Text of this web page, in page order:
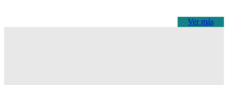
Ver más